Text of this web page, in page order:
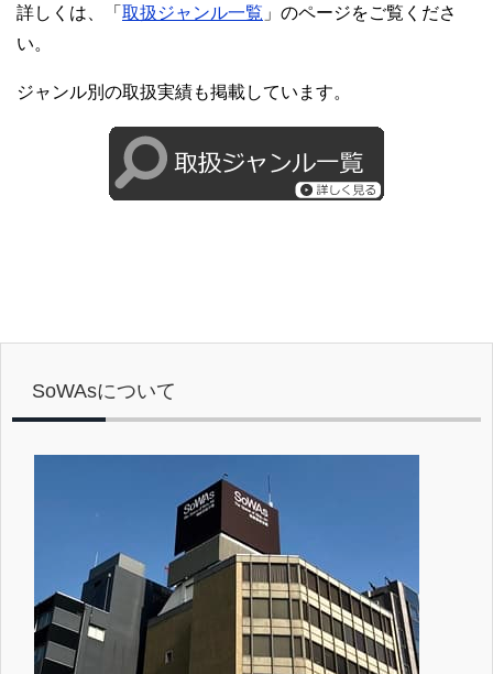
詳しくは、「 取扱ジャンル一覧 」のページをご覧くださ
い。
ジャンル別の取扱実績も掲載しています。
SoWAsについて